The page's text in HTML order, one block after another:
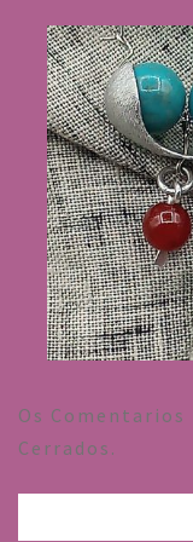
Os Comentarios
Cerrados.